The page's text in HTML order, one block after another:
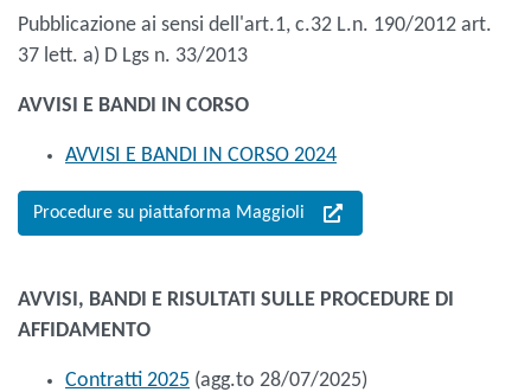
Pubblicazione ai sensi dell'art.1, c.32 L.n. 190/2012 art.
37 lett. a) D Lgs n. 33/2013
AVVISI E BANDI IN CORSO
AVVISI E BANDI IN CORSO 2024
Procedure su piattaforma Maggioli
AVVISI, BANDI E RISULTATI SULLE PROCEDURE DI
AFFIDAMENTO
Contratti 2025 (agg.to 28/07/2025)